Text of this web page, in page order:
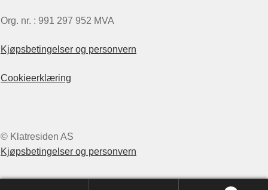
Org. nr. : 991 297 952 MVA
Kjøpsbetingelser og personvern
Cookieerklæring
© Klatresiden AS
Kjøpsbetingelser og personvern